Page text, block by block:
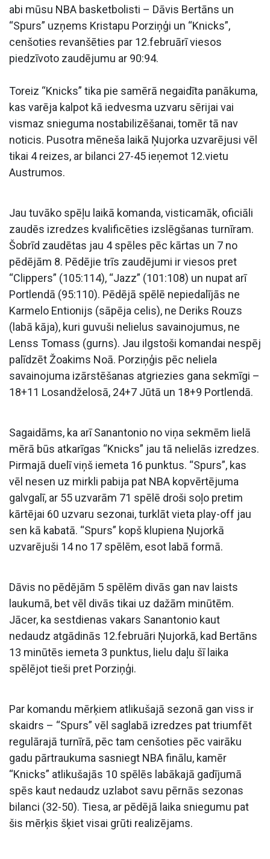
abi mūsu NBA basketbolisti – Dāvis Bertāns un
“Spurs” uzņems Kristapu Porziņģi un “Knicks”,
cenšoties revanšēties par 12.februārī viesos
piedzīvoto zaudējumu ar 90:94.
Toreiz “Knicks” tika pie samērā negaidīta panākuma,
kas varēja kalpot kā iedvesma uzvaru sērijai vai
vismaz snieguma nostabilizēšanai, tomēr tā nav
noticis. Pusotra mēneša laikā Ņujorka uzvarējusi vēl
tikai 4 reizes, ar bilanci 27-45 ieņemot 12.vietu
Austrumos.
Jau tuvāko spēļu laikā komanda, visticamāk, oficiāli
zaudēs izredzes kvalificēties izslēgšanas turnīram.
Šobrīd zaudētas jau 4 spēles pēc kārtas un 7 no
pēdējām 8. Pēdējie trīs zaudējumi ir viesos pret
“Clippers” (105:114), “Jazz” (101:108) un nupat arī
Portlendā (95:110). Pēdējā spēlē nepiedalījās ne
Karmelo Entionijs (sāpēja celis), ne Deriks Rouzs
(labā kāja), kuri guvuši nelielus savainojumus, ne
Lenss Tomass (gurns). Jau ilgstoši komandai nespēj
palīdzēt Žoakims Noā. Porziņģis pēc neliela
savainojuma izārstēšanas atgriezies gana sekmīgi –
18+11 Losandželosā, 24+7 Jūtā un 18+9 Portlendā.
Sagaidāms, ka arī Sanantonio no viņa sekmēm lielā
mērā būs atkarīgas “Knicks” jau tā nelielās izredzes.
Pirmajā duelī viņš iemeta 16 punktus. “Spurs”, kas
vēl nesen uz mirkli pabija pat NBA kopvērtējuma
galvgalī, ar 55 uzvarām 71 spēlē droši soļo pretim
kārtējai 60 uzvaru sezonai, turklāt vieta play-off jau
sen kā kabatā. “Spurs” kopš klupiena Ņujorkā
uzvarējuši 14 no 17 spēlēm, esot labā formā.
Dāvis no pēdējām 5 spēlēm divās gan nav laists
laukumā, bet vēl divās tikai uz dažām minūtēm.
Jācer, ka sestdienas vakars Sanantonio kaut
nedaudz atgādinās 12.februāri Ņujorkā, kad Bertāns
13 minūtēs iemeta 3 punktus, lielu daļu šī laika
spēlējot tieši pret Porziņģi.
Par komandu mērķiem atlikušajā sezonā gan viss ir
skaidrs – “Spurs” vēl saglabā izredzes pat triumfēt
regulārajā turnīrā, pēc tam cenšoties pēc vairāku
gadu pārtraukuma sasniegt NBA finālu, kamēr
“Knicks” atlikušajās 10 spēlēs labākajā gadījumā
spēs kaut nedaudz uzlabot savu pērnās sezonas
bilanci (32-50). Tiesa, ar pēdējā laika sniegumu pat
šis mērķis šķiet visai grūti realizējams.